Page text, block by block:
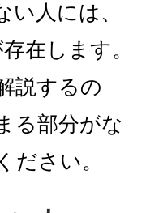
人には、
在します。
説するの
る部分がな
ださい。